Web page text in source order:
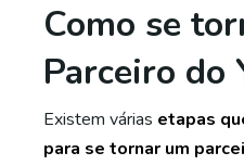
Como se
Parceiro do
Existem várias etapas
para se tornar um